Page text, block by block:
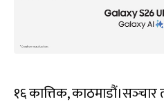
१६ कात्तिक, काठमाडौं।सञ्‍चार